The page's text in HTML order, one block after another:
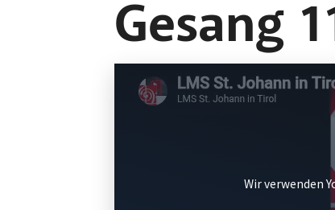
Gesang
Wir verwenden